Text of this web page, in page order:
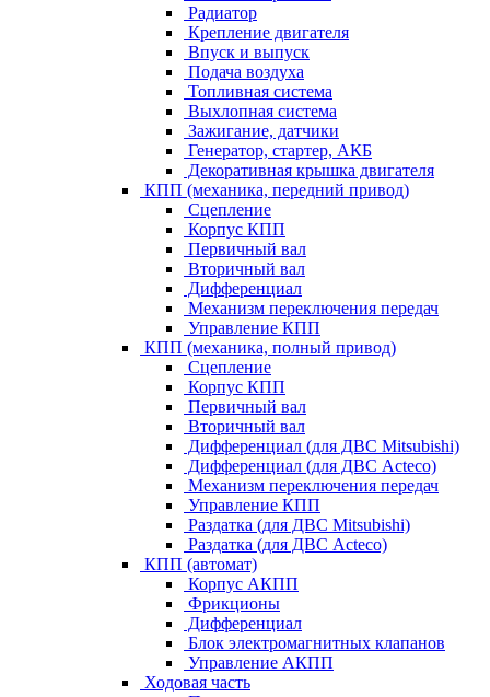
Радиатор
Крепление двигателя
Впуск и выпуск
Подача воздуха
Топливная система
Выхлопная система
Зажигание, датчики
Генератор, стартер, АКБ
Декоративная крышка двигателя
КПП (механика, передний привод)
Сцепление
Корпус КПП
Первичный вал
Вторичный вал
Дифференциал
Механизм переключения передач
Управление КПП
КПП (механика, полный привод)
Сцепление
Корпус КПП
Первичный вал
Вторичный вал
Дифференциал (для ДВС Mitsubishi)
Дифференциал (для ДВС Acteco)
Механизм переключения передач
Управление КПП
Раздатка (для ДВС Mitsubishi)
Раздатка (для ДВС Acteco)
КПП (автомат)
Корпус АКПП
Фрикционы
Дифференциал
Блок электромагнитных клапанов
Управление АКПП
Ходовая часть